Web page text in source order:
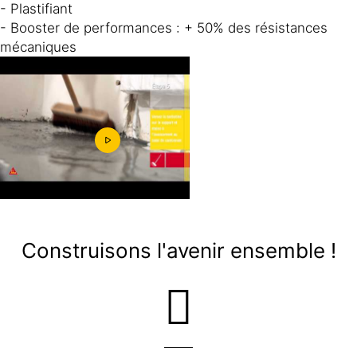
- Plastifiant
- Booster de performances : + 50% des résistances
mécaniques
Construisons l'avenir ensemble !